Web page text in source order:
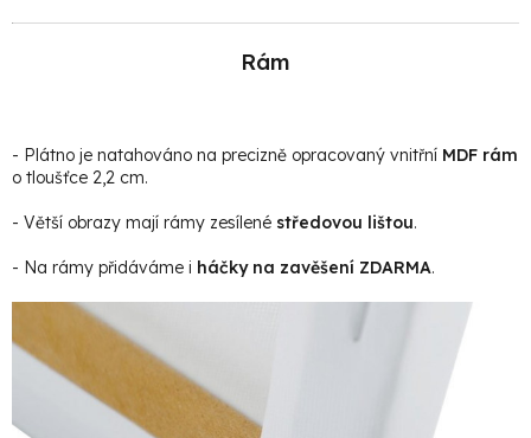
Rám
- Plátno je natahováno na precizně opracovaný vnitřní MDF rám
o tloušťce 2,2 cm.
- Větší obrazy mají rámy zesílené středovou lištou.
- Na rámy přidáváme i háčky na zavěšení ZDARMA.